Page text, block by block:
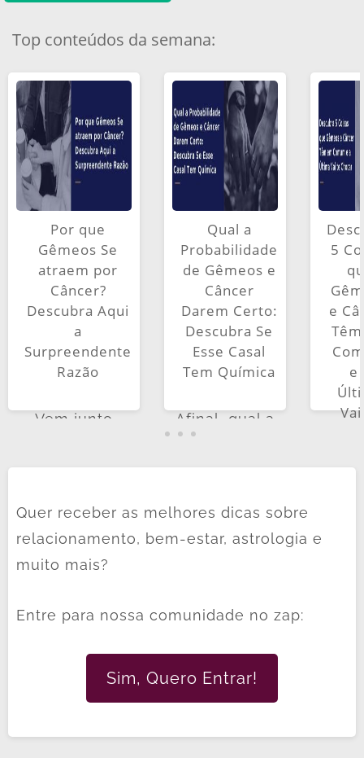
Top conteúdos da semana:
Por que
Gêmeos Se
atraem por
Câncer?
Descubra Aqui
a
Surpreendente
Razão
Vem junto
conhecer mais
Gêmeos se
atraem por
Câncer e o
conexão ser
tão especial...
Qual a
Probabilidade
de Gêmeos e
Câncer
Darem Certo:
Descubra Se
Esse Casal
Tem Química
Afinal, qual a
de Gêmeos e
darem
certo? Será
5
e
e
Quer receber as melhores dicas sobre
relacionamento, bem-estar, astrologia e
muito mais?
Entre para nossa comunidade no zap:
Sim, Quero Entrar!